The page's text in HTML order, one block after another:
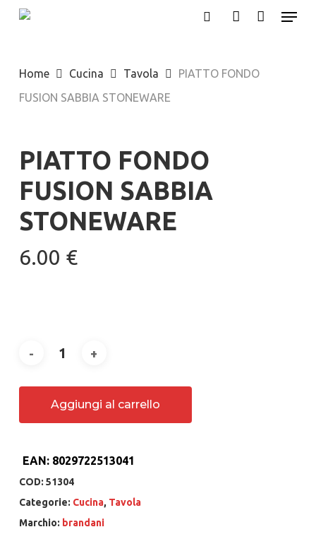
Skip
content
Menu
Home Cucina Tavola
PIATTO FONDO
FUSION SABBIA STONEWARE
PIATTO FONDO
FUSION SABBIA
STONEWARE
6.00 €
Aggiungi al carrello
EAN: 8029722513041
COD: 51304
Categorie: Cucina, Tavola
Marchio: brandani